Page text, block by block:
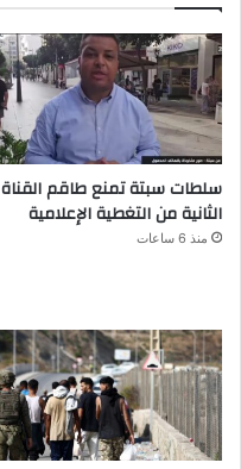
سلطات سبتة تمنع طاقم القناة
الثانية من التغطية الإعلامية
منذ 6 ساعات